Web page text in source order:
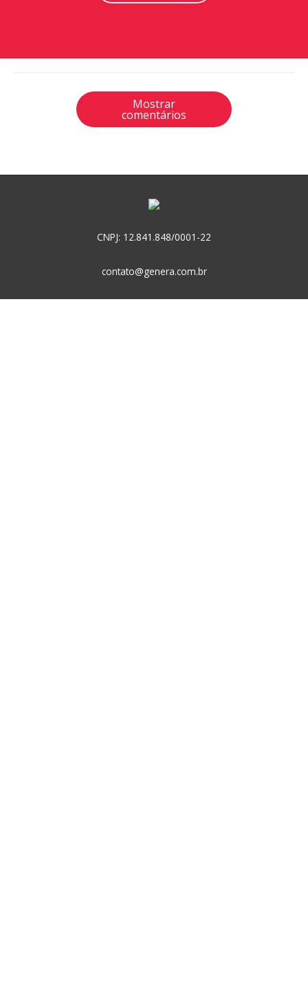
Mostrar
comentários
CNPJ: 12.841.848/0001-22
contato@genera.com.br